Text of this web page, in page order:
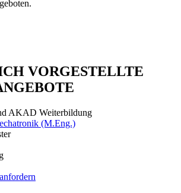
VORGESTELLTE
AKAD Weiterbildung
(M.Eng.)